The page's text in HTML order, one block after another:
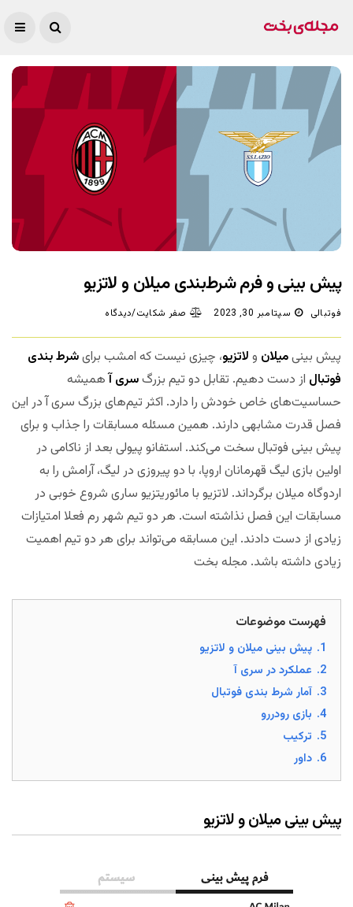
پیش بینی و فرم شرط‌بندی میلان و لاتزیو
فوتبالی سپتامبر 30, 2023 صفر شکایت/دیدگاه
پیش بینیمیلان و لاتزیو، چیزی نیست که امشب برایشرط بندی
فوتبال از دست دهیم. تقابل دو تیم بزرگسری آهمیشه
حساسیت‌های خاص خودش را دارد. اکثر تیم‌های بزرگ سری آ در این
فصل قدرت مشابهی دارند. همین مسئله مسابقات را جذاب و برای
پیش بینی فوتبال سخت می‌کند. استفانو پیولی بعد از ناکامی در
اولین بازی لیگ قهرمانان اروپا، با دو پیروزی در لیگ، آرامش را به
اردوگاه میلان برگرداند. لاتزیو با مائوریتزیو ساری شروع خوبی در
مسابقات این فصل نذاشته است. هر دو تیم شهر رم فعلا امتیازات
زیادی از دست دادند. این مسابقه می‌تواند برای هر دو تیم اهمیت
زیادی داشته باشد. مجله بخت
فهرست موضوعات
1. پیش بینی میلان و لاتزیو
2. عملکرد در سری آ
3. آمار شرط بندی فوتبال
4. بازی رودررو
5. ترکیب
6. داور
پیش بینی میلان و لاتزیو